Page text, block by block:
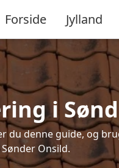
Forside Jylland
i
denne guide, og
Onsild.